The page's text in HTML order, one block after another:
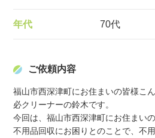
年代 70代
ご依頼内容
福山市西深津町にお住まいの皆様こ
必クリーナーの鈴木です。
今回は、福山市西深津町にお住まい
不用品回収にお困りとのことで、不